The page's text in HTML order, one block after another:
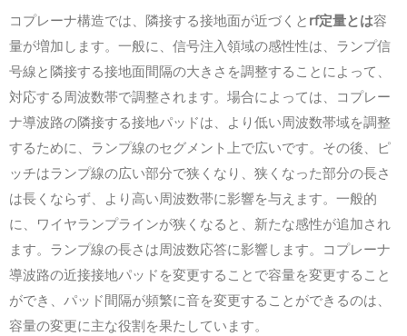
コプレーナ構造では、隣接する接地面が近づくと rf定量とは容
量が増加します。一般に、信号注入領域の感性性は、ランプ信
号線と隣接する接地面間隔の大きさを調整することによって、
対応する周波数帯で調整されます。場合によっては、コプレー
ナ導波路の隣接する接地パッドは、より低い周波数帯域を調整
するために、ランプ線のセグメント上で広いです。その後、ピ
ッチはランプ線の広い部分で狭くなり、狭くなった部分の長さ
は長くならず、より高い周波数帯に影響を与えます。一般的
に、ワイヤランプラインが狭くなると、新たな感性が追加され
ます。ランプ線の長さは周波数応答に影響します。コプレーナ
導波路の近接接地パッドを変更することで容量を変更すること
ができ、パッド間隔が頻繁に音を変更することができるのは、
容量の変更に主な役割を果たしています。